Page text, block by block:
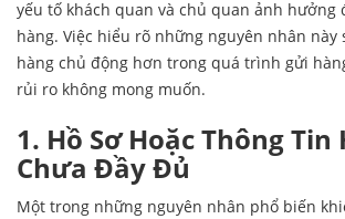
yếu tố khách quan và chủ quan ảnh hưởng
hàng. Việc hiểu rõ những nguyên nhân này
hàng chủ động hơn trong quá trình gửi
rủi ro không mong muốn.
1. Hồ Sơ Hoặc Thông Tin
Chưa Đầy Đủ
Một trong những nguyên nhân phổ biến